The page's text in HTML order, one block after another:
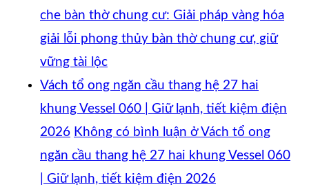
che bàn thờ chung cư: Giải pháp vàng hóa
giải lỗi phong thủy bàn thờ chung cư, giữ
vững tài lộc
Vách tổ ong ngăn cầu thang hệ 27 hai
khung Vessel 060 | Giữ lạnh, tiết kiệm điện
2026 Không có bình luận ở Vách tổ ong
ngăn cầu thang hệ 27 hai khung Vessel 060
| Giữ lạnh, tiết kiệm điện 2026